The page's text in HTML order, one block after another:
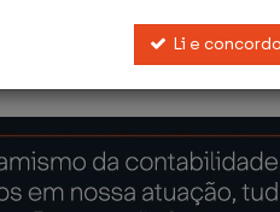
- PNDR e dá outras
Li e concordo